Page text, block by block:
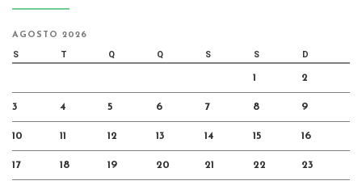
AGOSTO 2026
S T Q Q S S D
1 2
3 4 5 6 7 8 9
10 11 12 13 14 15 16
17 18 19 20 21 22 23